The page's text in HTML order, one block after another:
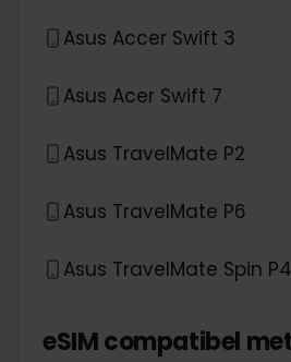
Asus Accer Swift 3
Asus Acer Swift 7
Asus TravelMate P2
Asus TravelMate P6
Asus TravelMate Spin P4
eSIM compatibel